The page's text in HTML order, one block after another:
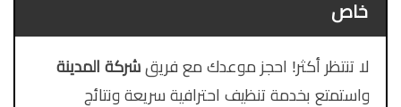
خاص
لا تنتظر أكثر! احجز موعدك مع فريق شركة المدينة
واستمتع بخدمة تنظيف احترافية سريعة ونتائج